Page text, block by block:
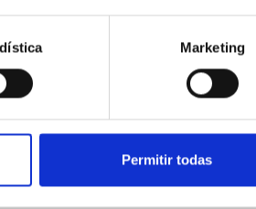
Marketing
Permitir todas